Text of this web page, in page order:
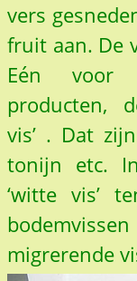
vers
fruit aan. De
Eén voor
producten,
vis’ . Dat
tonijn etc.
‘witte vis’
migrerende